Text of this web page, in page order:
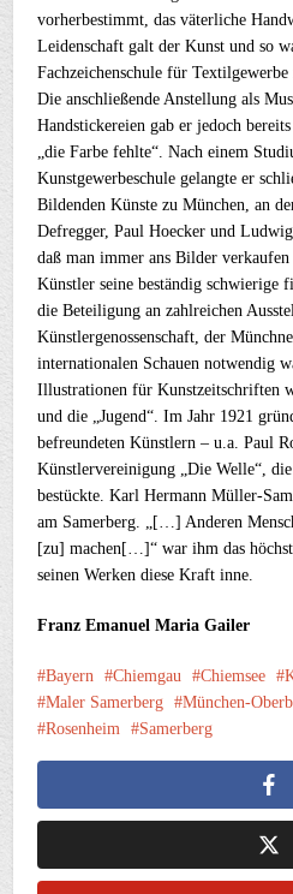
vorherbestimmt, das väterliche
Leidenschaft galt der Kunst und so
Fachzeichenschule für
Die anschließende Anstellung als
Handstickereien gab er jedoch
„die Farbe fehlte“. Nach einem
Kunstgewerbeschule gelangte er
Bildenden Künste zu München, an
Defregger, Paul Hoecker und
daß man immer ans Bilder
Künstler seine beständig schwierige
die Beteiligung an zahlreichen
Künstlergenossenschaft, der
internationalen Schauen notwendig
Illustrationen für Kunstzeitschriften
und die „Jugend“. Im Jahr 1921
befreundeten Künstlern – u.a. Paul
Künstlervereinigung „Die Welle“,
bestückte. Karl Hermann Müller-
am Samerberg. „[…] Anderen
[zu] machen[…]“ war ihm das
seinen Werken diese Kraft inne.
Franz Emanuel Maria Gailer
Bayern Chiemgau Chiemsee
Maler Samerberg
München-
Rosenheim
Samerberg